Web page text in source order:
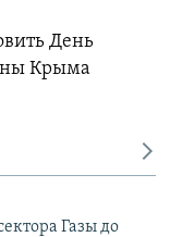
День
Крыма
Газы до